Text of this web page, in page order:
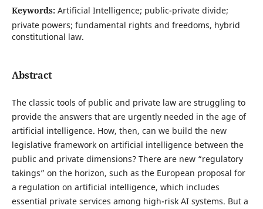
Keywords: Artificial Intelligence; public-private divide;
private powers; fundamental rights and freedoms, hybrid
constitutional law.
Abstract
The classic tools of public and private law are struggling to
provide the answers that are urgently needed in the age of
artificial intelligence. How, then, can we build the new
legislative framework on artificial intelligence between the
public and private dimensions? There are new “regulatory
takings” on the horizon, such as the European proposal for
a regulation on artificial intelligence, which includes
essential private services among high-risk AI systems. But a